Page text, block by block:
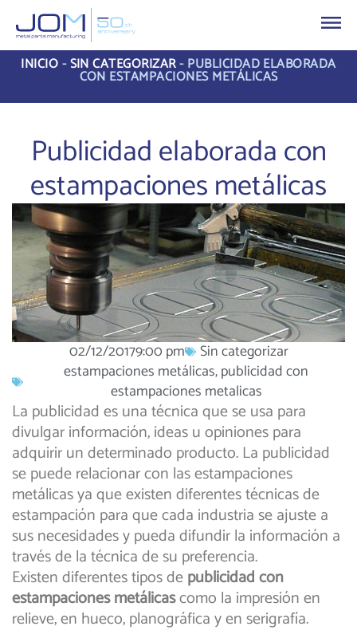
INICIO-SIN CATEGORIZAR-PUBLICIDAD ELABORADA
CON ESTAMPACIONES METÁLICAS
Publicidad elaborada con
estampaciones metálicas
02/12/20179:00 pm
Sin categorizar
estampaciones metálicas,publicidad con
estampaciones metalicas
La publicidad es una técnica que se usa para
divulgar información, ideas u opiniones para
adquirir un determinado producto. La publicidad
se puede relacionar con las estampaciones
metálicas ya que existen diferentes técnicas de
estampación para que cada industria se ajuste a
sus necesidades y pueda difundir la información a
través de la técnica de su preferencia.
Existen diferentes tipos depublicidad con
estampaciones metálicascomo la impresión en
relieve, en hueco, planográfica y en serigrafía.